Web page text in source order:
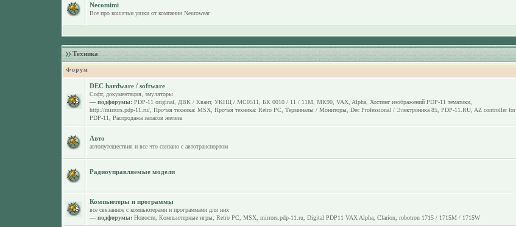
Necomimi
Все про кошачьи ушки от компании Neurowear
Техника
Форум
DEC hardware / software
Софт, документация, эмуляторы
— подфорумы: PDP-11 original ДВК / Квант, УКНЦ / МС0511 БК 0010 / 11 / 11M, МК90, VAX, Alpha, Хостинг изображений PDP-11 тематики,
http://mirrors.pdp-11.ru/, Прочая техника: MSX, Прочая техника: Retro PC Терминалы / Мониторы, Dec Professional / Электроника 85, PDP-11.RU, AZ controller for
PDP-11
Распродажа запасов железа
Авто
автопутешествия и все что связано с автотранспортом
Радиоуправляемые модели
Компьютеры и программы
все связанное с компьютерами и программами для них
— подфорумы: Новости, Компьютерные игры, Retro PC MSX, mirrors.pdp-11.ru, Digital PDP11 VAX Alpha, Clarion, robotron 1715 / 1715M / 1715W